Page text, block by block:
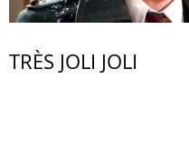
TRÈS JOLI JOLI